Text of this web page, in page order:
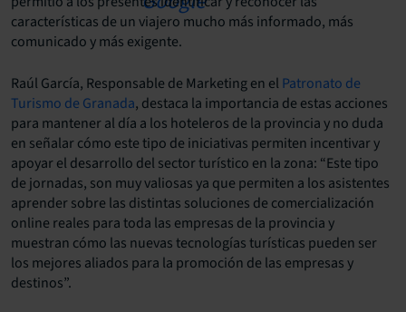
características de un viajero mucho más informado, más
comunicado y más exigente.
Raúl García, Responsable de Marketing en el Patronato de
Turismo de Granada, destaca la importancia de estas acciones
para mantener al día a los hoteleros de la provincia y no duda
en señalar cómo este tipo de iniciativas permiten incentivar y
apoyar el desarrollo del sector turístico en la zona: “Este tipo
de jornadas, son muy valiosas ya que permiten a los asistentes
aprender sobre las distintas soluciones de comercialización
online reales para toda las empresas de la provincia y
muestran cómo las nuevas tecnologías turísticas pueden ser
los mejores aliados para la promoción de las empresas y
destinos”.